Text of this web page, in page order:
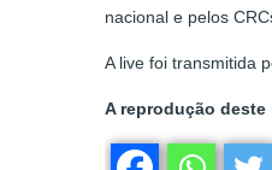
nacional e pelos
A live foi transmitida
A reprodução